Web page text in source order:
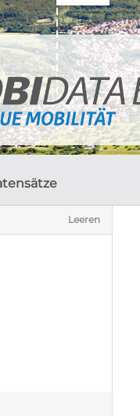
Leeren